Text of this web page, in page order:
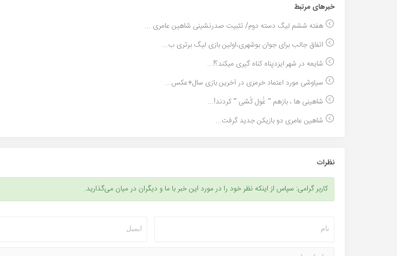
خبر‌های مرتبط
هفته ششم لیگ دسته دوم/ تثبیت صدرنشینی شاهین عامری ...
اتفاق جالب برای جوان بوشهری،اولین بازی لیگ برتری ب...
شایعه در شهر:ایزدپناه کناه گیری میکند؟!...
سیاوشی مورد اعتماد خرمزی در آخرین بازی سال+عکس...
شاهینی ها ، بازهم ” غُول کُشی ” کردند!...
شاهین عامری دو بازیکن جدید گرفت...
نظرات
کاربر گرامی: سپاس از اینکه نظر خود را در مورد این خبر با ما و دیگران در میان می‌گذارید.